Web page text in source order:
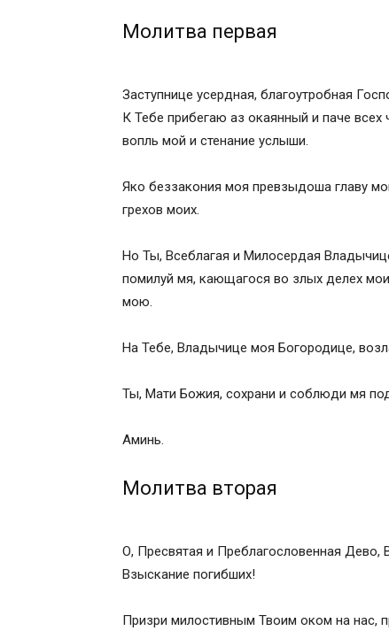
Ин кондак, глас тойже
Песнь 9
Кондак 1
Кондак 2
Икос 3
Кондак 4
Икос 5
Икос 6
Кондак 10
Икос 10
Икос 11
Молитва первая
Заступнице усердная, благоутробная
К Тебе прибегаю аз окаянный и паче
вопль мой и стенание услыши.
Яко беззакония моя превзыдоша главу
грехов моих.
Но Ты, Всеблагая и Милосердая
помилуй мя, кающагося во злых делех
мою.
На Тебе, Владычице моя Богородице,
Ты, Мати Божия, сохрани и соблюди мя
Аминь.
Молитва вторая
О, Пресвятая и Преблагословенная
Взыскание погибших!
Призри милостивным Твоим оком на нас,